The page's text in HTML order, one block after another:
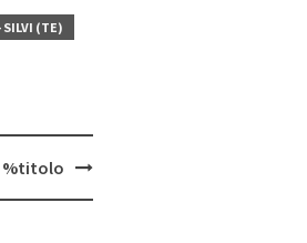
SILVI (TE)
%titolo